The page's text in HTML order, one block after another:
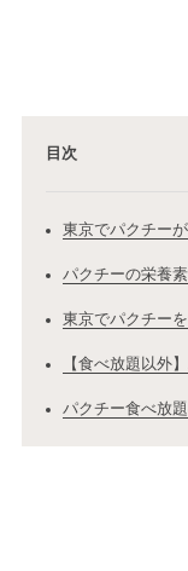
目次
東京でパクチー
パクチーの栄養
東京でパクチー
【食べ放題以外
パクチー食べ放